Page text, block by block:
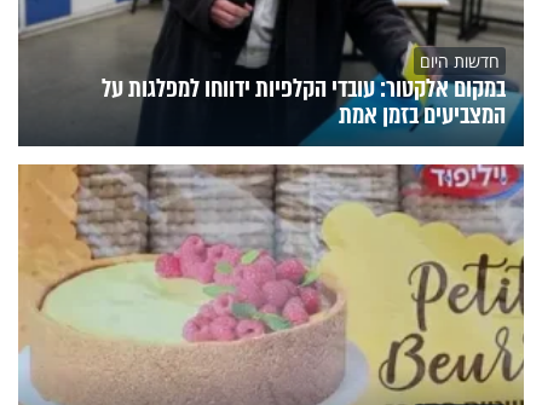
חדשות היום
במקום אלקטור: עובדי הקלפיות ידווחו למפלגות על
המצביעים בזמן אמת